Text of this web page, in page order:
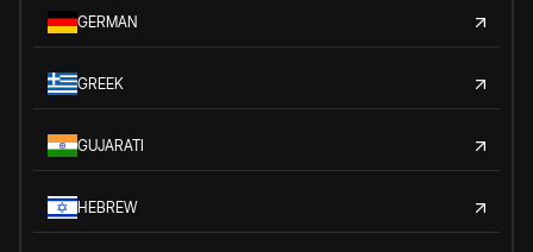
GERMAN
GREEK
GUJARATI
HEBREW